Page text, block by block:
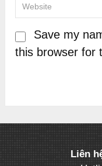
Save my
this browser for
Liên